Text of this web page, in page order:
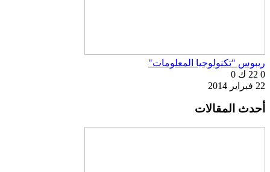
ريبوس "تكنولوجيا المعلومات"
0 22 ك
0
22 فبراير 2014
أحدث المقالات